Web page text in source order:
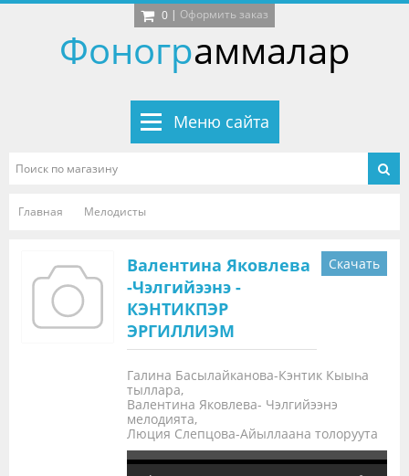
0 | Оформить заказ
Фонограммалар
Меню сайта
Главная Мелодисты
Валентина Яковлева
-Чэлгийээнэ -
КЭНТИКПЭР
ЭРГИЛЛИЭМ
Скачать
Галина Басылайканова-Кэнтик Кыыһа
тыллара,
Валентина Яковлева- Чэлгийээнэ
мелодията,
Люция Слепцова-Айыллаана толоруута